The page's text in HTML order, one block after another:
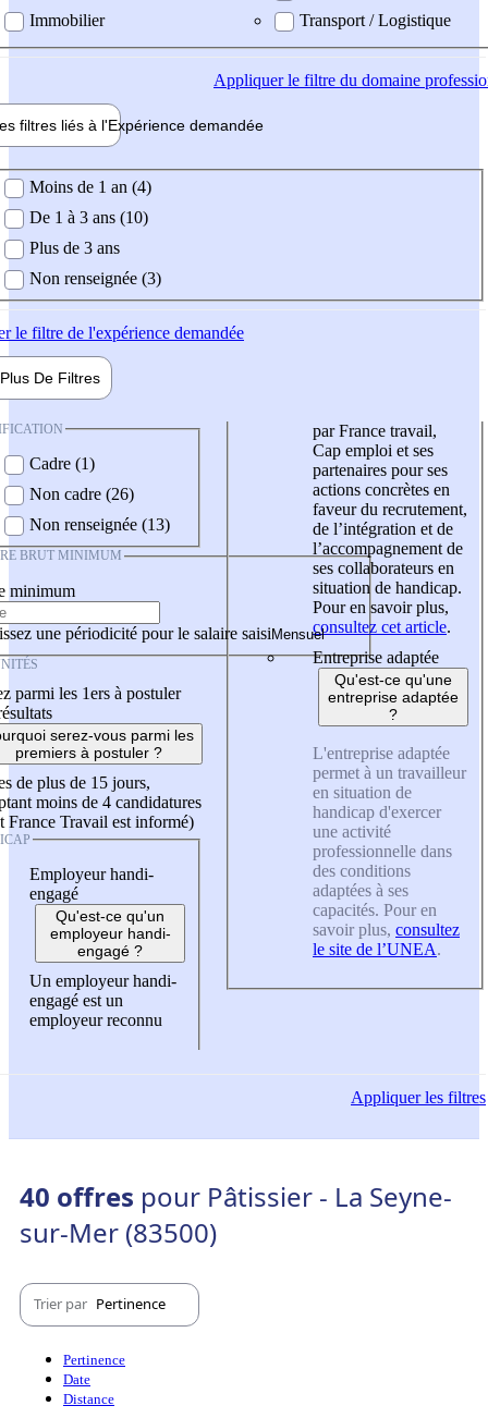
Immobilier
Transport / Logistique
Appliquerle filtre du domaine
filtres liés à l'Expérience demandée
demandée
Moins de 1 an (4)
De 1 à 3 ans (10)
Plus de 3 ans
Non renseignée (3)
le filtre de l'expérience demandée
Plus De Filtres
Cadre (1)
Non cadre (26)
Non renseignée (13)
BRUT MINIMUM
minimum
une périodicité pour le salaire saisi
parmi les 1ers à postuler
serez-vous parmi les
premiers à postuler ?
de plus de 15 jours,
moins de 4 candidatures
France Travail est informé)
Employeur handi-
engagé
Qu'est-ce qu'un
employeur handi-
engagé ?
Un employeur handi-
engagé est un
employeur reconnu
par France travail,
Cap emploi et ses
partenaires pour ses
actions concrètes en
faveur du recrutement,
de l’intégration et de
l’accompagnement de
ses collaborateurs en
situation de handicap.
Pour en savoir plus,
consultez cet article.
Entreprise adaptée
Qu'est-ce qu'une
entreprise adaptée
?
L'entreprise adaptée
permet à un travailleur
en situation de
handicap d'exercer
une activité
professionnelle dans
des conditions
adaptées à ses
capacités. Pour en
savoir plus, consultez
le site de l’UNEA.
Appliquerles filtres
40 offres pour Pâtissier - La Seyne-
sur-Mer (83500)
Trier par Pertinence
Pertinence
Date
Distance